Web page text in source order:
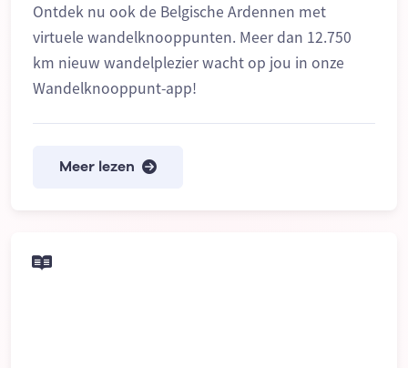
Ontdek nu ook de Belgische Ardennen met
virtuele wandelknooppunten. Meer dan 12.750
km nieuw wandelplezier wacht op jou in onze
Wandelknooppunt-app!
Meer lezen